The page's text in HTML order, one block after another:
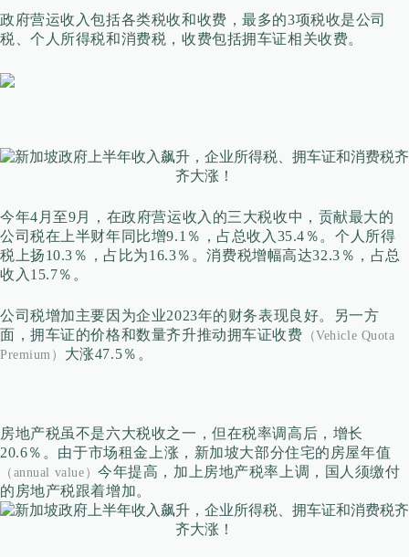
政府营运收入包括各类税收和收费，最多的3项税收是公司
税、个人所得税和消费税，收费包括拥车证相关收费。
今年4月至9月，在政府营运收入的三大税收中，贡献最大的
公司税在上半财年同比增9.1％，占总收入35.4％。个人所得
税上扬10.3％，占比为16.3％。消费税增幅高达32.3％，占总
收入15.7％。
公司税增加主要因为企业2023年的财务表现良好。另一方
面，拥车证的价格和数量齐升推动拥车证收费 （Vehicle Quota
Premium） 大涨47.5％。
房地产税虽不是六大税收之一，但在税率调高后，增长
20.6％。由于市场租金上涨，新加坡大部分住宅的房屋年值
（annual value）今年提高，加上房地产税率上调，国人须缴付
的房地产税跟着增加。